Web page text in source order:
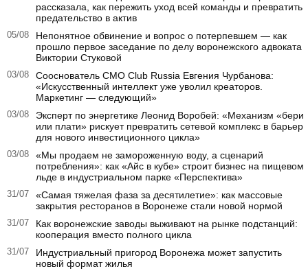
рассказала, как пережить уход всей команды и превратить
предательство в актив
05/08
Непонятное обвинение и вопрос о потерпевшем — как
прошло первое заседание по делу воронежского адвоката
Виктории Стуковой
03/08
Сооснователь CMO Club Russia Евгения Чурбанова:
«Искусственный интеллект уже уволил креаторов.
Маркетинг — следующий»
03/08
Эксперт по энергетике Леонид Воробей: «Механизм «бери
или плати» рискует превратить сетевой комплекс в барьер
для нового инвестиционного цикла»
03/08
«Мы продаем не замороженную воду, а сценарий
потребления»: как «Айс в кубе» строит бизнес на пищевом
льде в индустриальном парке «Перспектива»
31/07
«Самая тяжелая фаза за десятилетие»: как массовые
закрытия ресторанов в Воронеже стали новой нормой
31/07
Как воронежские заводы выживают на рынке подстанций:
кооперация вместо полного цикла
31/07
Индустриальный пригород Воронежа может запустить
новый формат жилья